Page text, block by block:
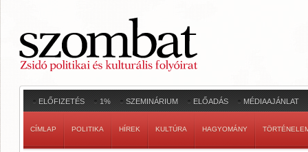
ELŐFIZETÉS 1% SZEMINÁRIUM ELŐADÁS MÉDIAAJÁNLAT
CÍMLAP POLITIKA HÍREK KULTÚRA HAGYOMÁNY